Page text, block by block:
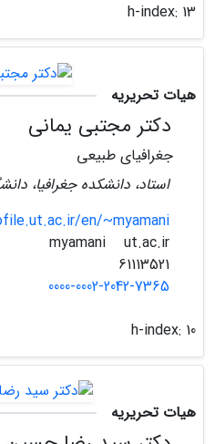
h-index: 13
هیات تحریریه
دکتر مجتبی یمانی
جغرافیای طبیعی
استاد، دانشکده جغرافیا،
en/~myamani
ut.ac.ir
0000-0002-2042-7365
h-index: 10
هیات تحریریه